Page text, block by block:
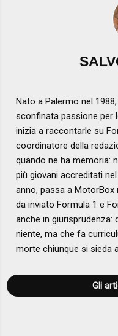
Nato a Palermo nel
sconfinata passione per
inizia a raccontarle su
coordinatore della
quando ne ha memoria:
più giovani accreditati
anno, passa a MotorBox
da inviato Formula 1 e
anche in giurisprudenza:
niente, ma che fa
morte chiunque si sieda
Gli